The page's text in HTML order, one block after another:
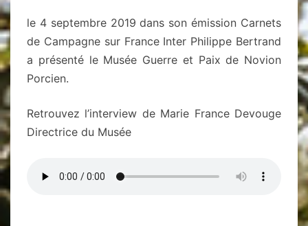
L’HONNEUR
le 4 septembre 2019 dans son émission Carnets
de Campagne sur France Inter Philippe Bertrand
a présenté le Musée Guerre et Paix de Novion
Porcien.
Retrouvez l’interview de Marie France Devouge
Directrice du Musée